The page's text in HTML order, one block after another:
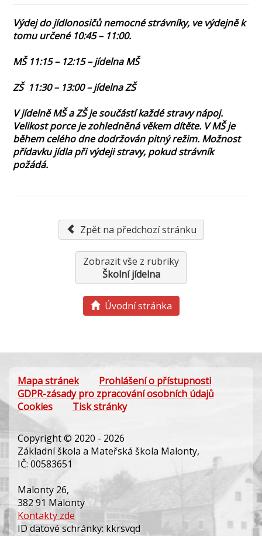
Výdej do jídlonosičů nemocné strávníky, ve výdejně k
tomu určené 10:45 – 11:00.
MŠ 11:15 – 12:15 – jídelna MŠ
ZŠ 11:30 – 13:00 – jídelna ZŠ
V jídelně MŠ a ZŠ je součástí každé stravy nápoj.
Velikost porce je zohledněná věkem dítěte. V MŠ je
během celého dne dodržován pitný režim. Možnost
přídavku jídla při výdeji stravy, pokud strávník
požádá.
Zpět na předchozí stránku
Zobrazit vše z rubriky
Školní jídelna
Úvodní stránka
Mapa stránek
Prohlášení o přístupnosti
GDPR-zásady pro zpracování osobních údajů
Cookies
Tisk stránky
Copyright © 2020 - 2026
Základní škola a Mateřská škola Malonty,
IČ: 00583651
Malonty 26,
382 91 Malonty
Kontakty zde
ID datové schránky: kkrsvqd